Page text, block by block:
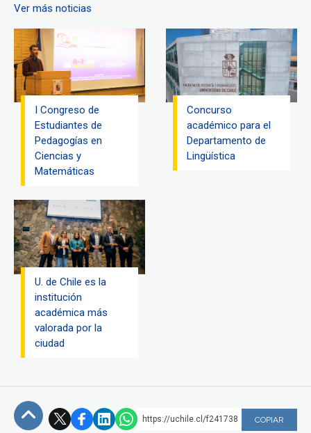
Ver más noticias
I Congreso de
Estudiantes de
Pedagogías en
Ciencias y
Matemáticas
Concurso
académico para el
Departamento de
Lingüística
U. de Chile es la
institución
académica más
valorada por la
ciudad
https://uchile.cl/f241738 COPIAR